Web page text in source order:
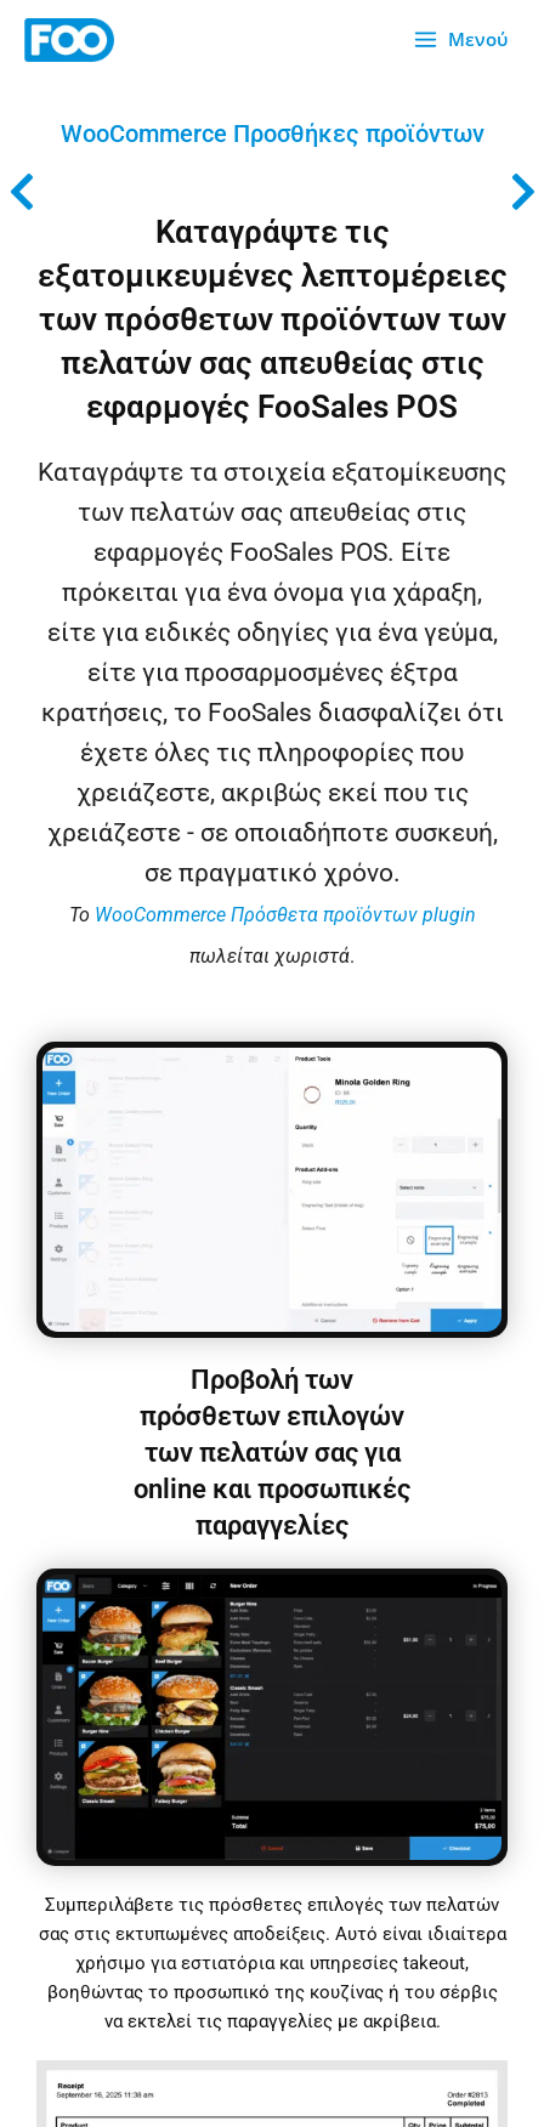
Μετάβαση
Μενού
WooCommerce Προσθήκες προϊόντων
Καταγράψτε τις
εξατομικευμένες λεπτομέρειες
των πρόσθετων προϊόντων των
πελατών σας απευθείας στις
εφαρμογές FooSales POS
Καταγράψτε τα στοιχεία εξατομίκευσης
των πελατών σας απευθείας στις
εφαρμογές FooSales POS. Είτε
πρόκειται για ένα όνομα για χάραξη,
είτε για ειδικές οδηγίες για ένα γεύμα,
είτε για προσαρμοσμένες έξτρα
κρατήσεις, το FooSales διασφαλίζει ότι
έχετε όλες τις πληροφορίες που
χρειάζεστε, ακριβώς εκεί που τις
χρειάζεστε - σε οποιαδήποτε συσκευή,
σε πραγματικό χρόνο.
Το WooCommerce Πρόσθετα προϊόντων plugin
πωλείται χωριστά.
Προβολή των
πρόσθετων επιλογών
των πελατών σας για
online και προσωπικές
παραγγελίες
Συμπεριλάβετε τις πρόσθετες επιλογές των πελατών
σας στις εκτυπωμένες αποδείξεις. Αυτό είναι ιδιαίτερα
χρήσιμο για εστιατόρια και υπηρεσίες takeout,
βοηθώντας το προσωπικό της κουζίνας ή του σέρβις
να εκτελεί τις παραγγελίες με ακρίβεια.